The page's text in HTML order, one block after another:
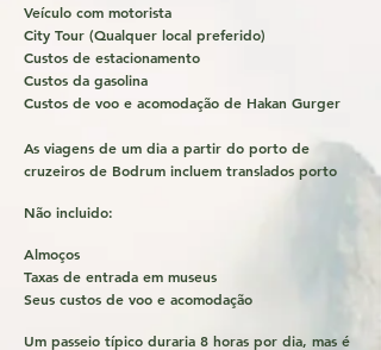
Veículo com motorista
City Tour (Qualquer local preferido)
Custos de estacionamento
Custos da gasolina
Custos de voo e acomodação de Hakan Gurger
As viagens de um dia a partir do porto de
cruzeiros de Bodrum incluem translados porto
Não incluido:
Almoços
Taxas de entrada em museus
Seus custos de voo e acomodação
Um passeio típico duraria 8 horas por dia, mas é